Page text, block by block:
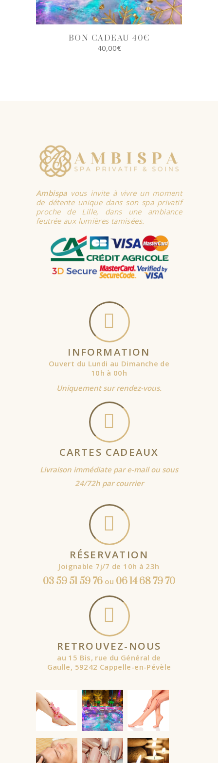
BON CADEAU 40€
40,00€
Ambispa vous invite à vivre un moment
de détente unique dans son spa privatif
proche de Lille, dans une ambiance
feutrée aux lumières tamisées.
INFORMATION
Ouvert du Lundi au Dimanche de
10h à 00h
Uniquement sur rendez-vous.
CARTES CADEAUX
Livraison immédiate par e-mail ou sous
24/72h par courrier
RÉSERVATION
Joignable 7j/7 de 10h à 23h
03 59 51 59 76 ou 06 14 68 79 70
RETROUVEZ-NOUS
au 15 Bis, rue du Général de
Gaulle, 59242 Cappelle-en-Pévèle
À partir de